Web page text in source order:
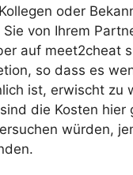
oder
von Ihrem
auf meet2cheat
so dass es
ist, erwischt zu
die Kosten hier
würden,